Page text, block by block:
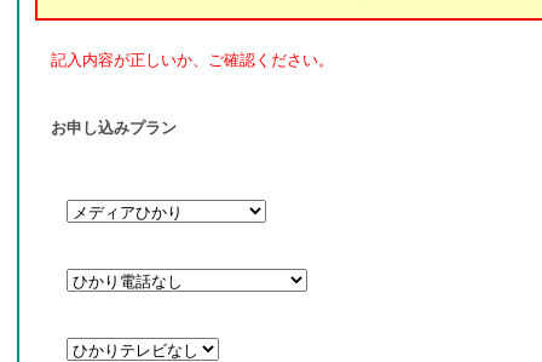
記入内容が正しいか、ご確認ください。
お申し込みプラン